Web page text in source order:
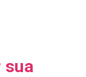
sua